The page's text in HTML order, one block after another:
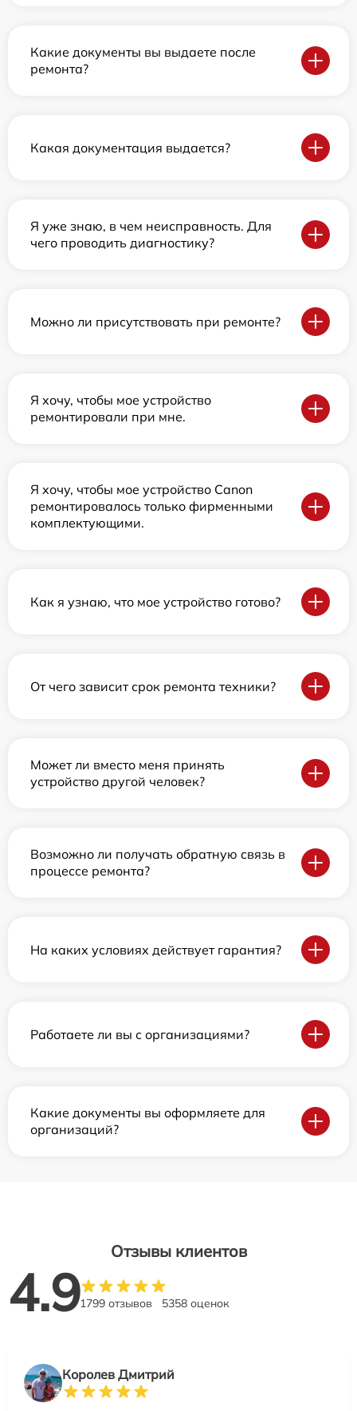
Какие документы вы выдаете после
ремонта?
Какая документация выдается?
Я уже знаю, в чем неисправность. Для
чего проводить диагностику?
Можно ли присутствовать при ремонте?
Я хочу, чтобы мое устройство
ремонтировали при мне.
Я хочу, чтобы мое устройство Canon
ремонтировалось только фирменными
комплектующими.
Как я узнаю, что мое устройство готово?
От чего зависит срок ремонта техники?
Может ли вместо меня принять
устройство другой человек?
Возможно ли получать обратную связь в
процессе ремонта?
На каких условиях действует гарантия?
Работаете ли вы с организациями?
Какие документы вы оформляете для
организаций?
Отзывы клиентов
4.91799 отзывов 5358 оценок
Королев Дмитрий